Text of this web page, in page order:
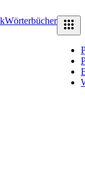
Wörterbücher